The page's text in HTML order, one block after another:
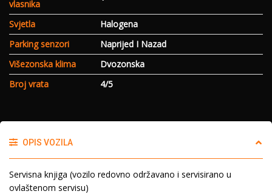
vlasnika
Svjetla
Halogena
Parking senzori
Naprijed I Nazad
Višezonska klima
Dvozonska
Broj vrata
4/5
OPIS VOZILA
Servisna knjiga (vozilo redovno održavano i servisirano u
ovlaštenom servisu)